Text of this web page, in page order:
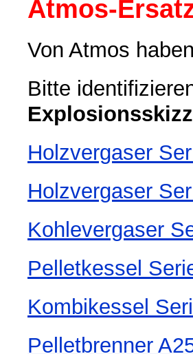
Atmos-
Von Atmos
Bitte
Holzvergaser
Holzvergaser
Kohlevergaser
Pelletkessel
Kombikessel
Pelletbrenner